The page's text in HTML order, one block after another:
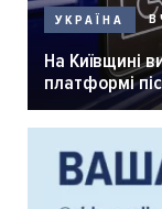
УКРАЇНА
На Київщині
платформі